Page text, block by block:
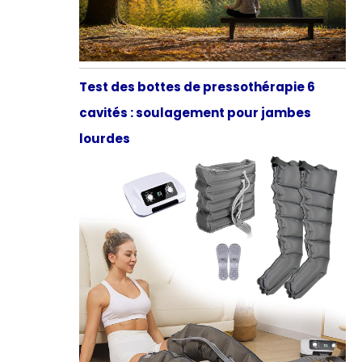
Test des bottes de pressothérapie 6
cavités : soulagement pour jambes
lourdes